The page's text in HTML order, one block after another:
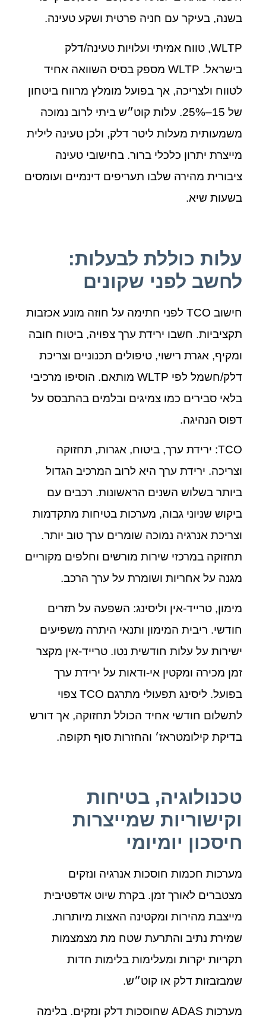
בשנה, בעיקר עם חניה פרטית ושקע טעינה.
WLTP, טווח אמיתי ועלויות טעינה/דלק
בישראל. WLTP מספק בסיס השוואה אחיד
לטווח ולצריכה, אך בפועל מומלץ מרווח ביטחון
של 15–25%. עלות קוט״ש ביתי לרוב נמוכה
משמעותית מעלות ליטר דלק, ולכן טעינה לילית
מייצרת יתרון כלכלי ברור. בחישובי טעינה
ציבורית מהירה שלבו תעריפים דינמיים ועומסים
בשעות שיא.
עלות כוללת לבעלות:
לחשב לפני שקונים
חישוב TCO לפני חתימה על חוזה מונע אכזבות
תקציביות. חשבו ירידת ערך צפויה, ביטוח חובה
ומקיף, אגרת רישוי, טיפולים תכנוניים וצריכת
דלק/חשמל לפי WLTP מותאם. הוסיפו מרכיבי
בלאי סבירים כמו צמיגים ובלמים בהתבסס על
דפוס הנהיגה.
TCO: ירידת ערך, ביטוח, אגרות, תחזוקה
וצריכה. ירידת ערך היא לרוב המרכיב הגדול
ביותר בשלוש השנים הראשונות. רכבים עם
ביקוש שניוני גבוה, מערכות בטיחות מתקדמות
וצריכת אנרגיה נמוכה שומרים ערך טוב יותר.
תחזוקה במרכזי שירות מורשים וחלפים מקוריים
מגנה על אחריות ושומרת על ערך הרכב.
מימון, טרייד‑אין וליסינג: השפעה על תזרים
חודשי. ריבית המימון ותנאי היתרה משפיעים
ישירות על עלות חודשית נטו. טרייד‑אין מקצר
זמן מכירה ומקטין אי‑ודאות על ירידת ערך
בפועל. ליסינג תפעולי מתרגם TCO צפוי
לתשלום חודשי אחיד הכולל תחזוקה, אך דורש
בדיקת קילומטראז׳ והחזרות סוף תקופה.
טכנולוגיה, בטיחות
וקישוריות שמייצרות
חיסכון יומיומי
מערכות חכמות חוסכות אנרגיה ונזקים
מצטברים לאורך זמן. בקרת שיוט אדפטיבית
מייצבת מהירות ומקטינה האצות מיותרות.
שמירת נתיב והתרעת שטח מת מצמצמות
תקריות יקרות ומעלימות בלימות חדות
שמבזבזות דלק או קוט״ש.
מערכות ADAS שחוסכות דלק ונזקים. בלימה